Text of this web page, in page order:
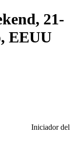
21-
EEUU
Iniciador del